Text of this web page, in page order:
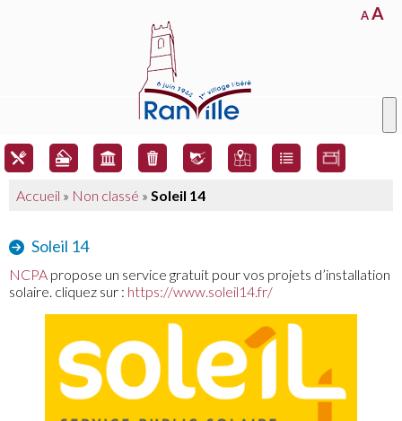
AA
Accueil » Non classé » Soleil 14
Soleil 14
NCPA propose un service gratuit pour vos projets d’installation
solaire. cliquez sur : https://www.soleil14.fr/